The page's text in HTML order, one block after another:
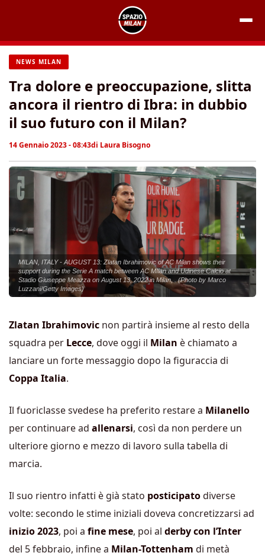
contenuto
NEWS MILAN
Tra dolore e preoccupazione, slitta
ancora il rientro di Ibra: in dubbio
il suo futuro con il Milan?
14 Gennaio 2023 - 08:43di Laura Bisogno
MILAN, ITALY - AUGUST 13: Zlatan Ibrahimovic of AC Milan shows their
support during the Serie A match between AC MIlan and Udinese Calcio at
Stadio Giuseppe Meazza on August 13, 2022 in Milan, . (Photo by Marco
Luzzani/Getty Images)
Zlatan Ibrahimovic non partirà insieme al resto della
squadra per Lecce, dove oggi il Milan è chiamato a
lanciare un forte messaggio dopo la figuraccia di
Coppa Italia.
Il fuoriclasse svedese ha preferito restare a Milanello
per continuare ad allenarsi, così da non perdere un
ulteriore giorno e mezzo di lavoro sulla tabella di
marcia.
Il suo rientro infatti è già stato posticipatodiverse
volte: secondo le stime iniziali doveva concretizzarsi ad
inizio 2023, poi a fine mese, poi al derby con l’Inter
del 5 febbraio, infine a Milan-Tottenham di metà